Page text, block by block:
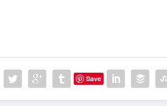
Save